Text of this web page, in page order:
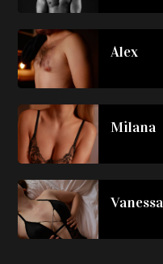
Alex
Milana
Vanessa